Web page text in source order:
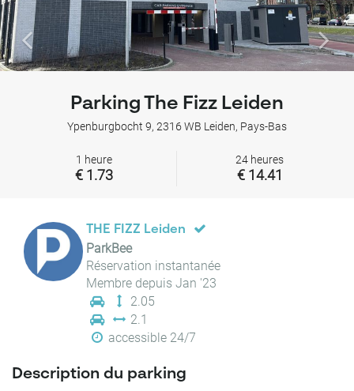
Parking The Fizz Leiden
Ypenburgbocht 9, 2316 WB Leiden, Pays-Bas
1 heure
€ 1.73
24 heures
€ 14.41
THE FIZZ Leiden
ParkBee
Réservation instantanée
Membre depuis Jan '23
2.05
2.1
accessible 24/7
Description du parking